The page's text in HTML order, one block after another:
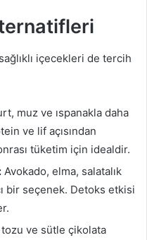
içecekleri de tercih
muz ve ıspanakla daha
ve lif açısından
tüketim için idealdir.
Avokado, elma, salatalık
bir seçenek. Detoks etkisi
tozu ve sütle çikolata